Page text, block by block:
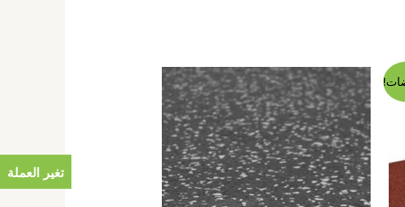
تغير العملة